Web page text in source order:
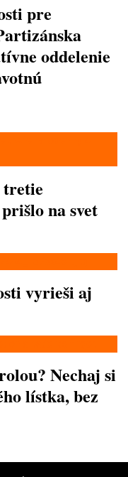
pre
oddelenie
tretie
na svet
vyrieši aj
Nechaj si
lístka, bez